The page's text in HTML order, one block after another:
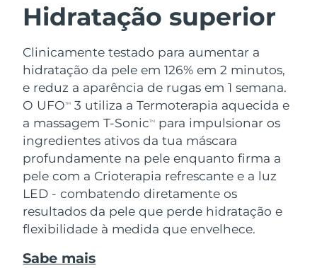
Hidratação superior
Clinicamente testado para aumentar a
hidratação da pele em 126% em 2 minutos,
e reduz a aparência de rugas em 1 semana.
O UFOTM
3 utiliza a Termoterapia aquecida e
a massagem T-SonicTM
para impulsionar os
ingredientes ativos da tua máscara
profundamente na pele enquanto firma a
pele com a Crioterapia refrescante e a luz
LED - combatendo diretamente os
resultados da pele que perde hidratação e
flexibilidade à medida que envelhece.
Sabe mais